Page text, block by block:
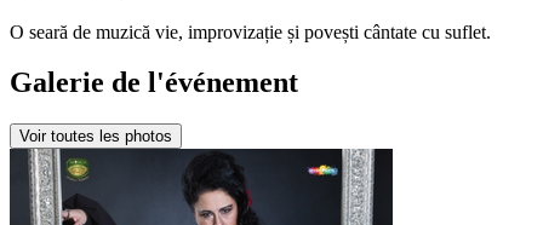
O seară de muzică vie, improvizație și povești cântate cu suflet.
Galerie de l'événement
Voir toutes les photos